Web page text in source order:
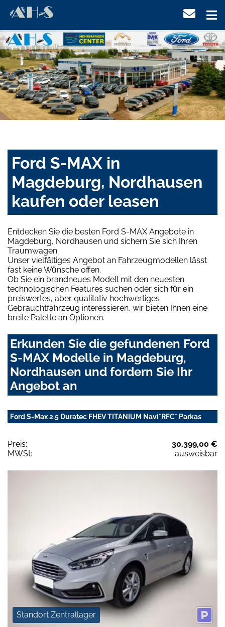
Ford S-MAX in
Magdeburg, Nordhausen
kaufen oder leasen
Entdecken Sie die besten Ford S-MAX Angebote in
Magdeburg, Nordhausen und sichern Sie sich Ihren
Traumwagen.
Unser vielfältiges Angebot an Fahrzeugmodellen lässt
fast keine Wünsche offen.
Ob Sie ein brandneues Modell mit den neuesten
technologischen Features suchen oder sich für ein
preiswertes, aber qualitativ hochwertiges
Gebrauchtfahrzeug interessieren, wir bieten Ihnen eine
breite Palette an Optionen.
Erkunden Sie die gefundenen Ford
S-MAX Modelle in Magdeburg,
Nordhausen und fordern Sie Ihr
Angebot an
Ford S-Max 2.5 Duratec FHEV TITANIUM Navi*RFC* Parkas
Preis:
30.399,00 €
MWSt:
ausweisbar
Standort Zentrallager